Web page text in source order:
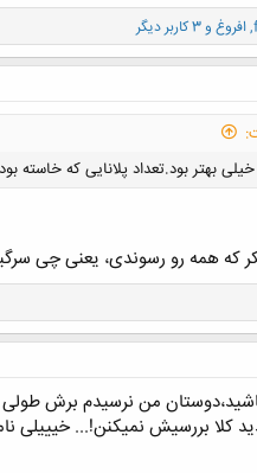
,افروغ و 3 کاربر دیگر
بهتر بود.تعداد پلانایی که خاسته
که همه رو رسوندی، یعنی چی
من نرسیدم برش طولی
کلا بررسیش نمیکنن!... خیییلی